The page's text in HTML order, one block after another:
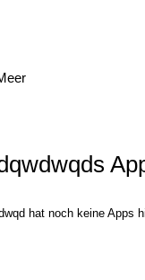
hat noch keine Apps